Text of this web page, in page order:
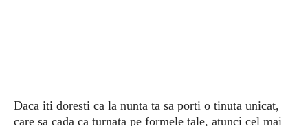
Daca iti doresti ca la nunta ta sa porti o tinuta unicat,
care sa cada ca turnata pe formele tale, atunci cel mai